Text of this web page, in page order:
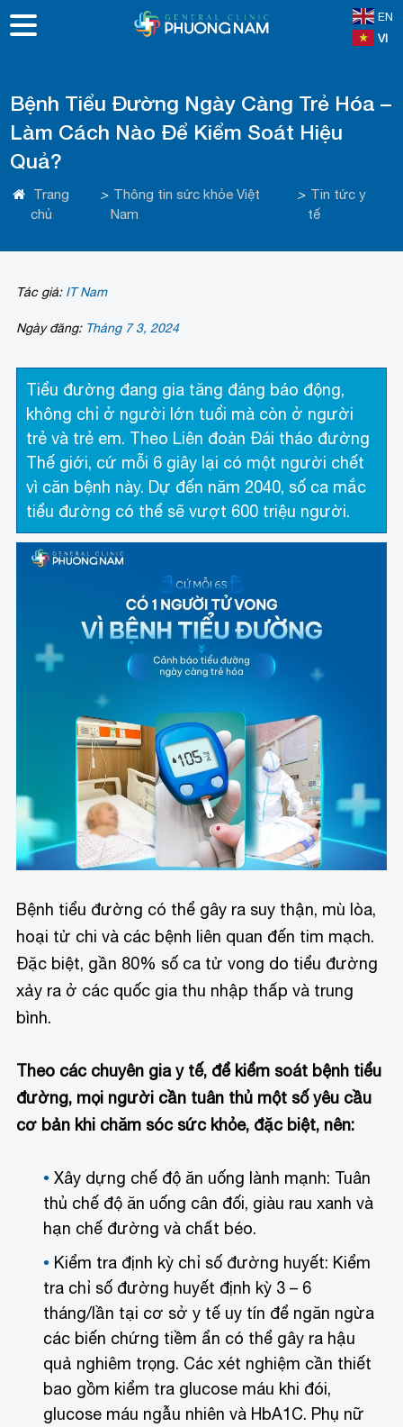
EN
VI
Bệnh Tiểu Đường Ngày Càng Trẻ Hóa –
Làm Cách Nào Để Kiểm Soát Hiệu
Quả?
Trang
chủ
> Thông tin sức khỏe Việt
Nam
> Tin tức y
tế
Tác giả: IT Nam
Ngày đăng: Tháng 7 3, 2024
Tiểu đường đang gia tăng đáng báo động,
không chỉ ở người lớn tuổi mà còn ở người
trẻ và trẻ em. Theo Liên đoàn Đái tháo đường
Thế giới, cứ mỗi 6 giây lại có một người chết
vì căn bệnh này. Dự đến năm 2040, số ca mắc
tiểu đường có thể sẽ vượt 600 triệu người.
Bệnh tiểu đường có thể gây ra suy thận, mù lòa,
hoại tử chi và các bệnh liên quan đến tim mạch.
Đặc biệt, gần 80% số ca tử vong do tiểu đường
xảy ra ở các quốc gia thu nhập thấp và trung
bình.
Theo các chuyên gia y tế, để kiểm soát bệnh tiểu
đường, mọi người cần tuân thủ một số yêu cầu
cơ bản khi chăm sóc sức khỏe, đặc biệt, nên:
Xây dựng chế độ ăn uống lành mạnh: Tuân
thủ chế độ ăn uống cân đối, giàu rau xanh và
hạn chế đường và chất béo.
Kiểm tra định kỳ chỉ số đường huyết: Kiểm
tra chỉ số đường huyết định kỳ 3 – 6
tháng/lần tại cơ sở y tế uy tín để ngăn ngừa
các biến chứng tiềm ẩn có thể gây ra hậu
quả nghiêm trọng. Các xét nghiệm cần thiết
bao gồm kiểm tra glucose máu khi đói,
glucose máu ngẫu nhiên và HbA1C. Phụ nữ